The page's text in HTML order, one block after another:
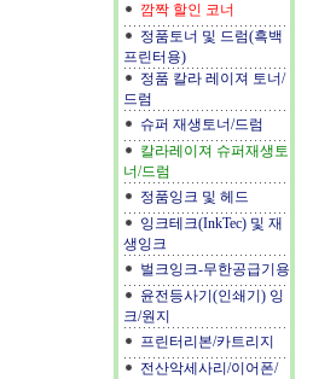
깜짝 할인 코너
정품토너 및 드럼(흑백
프린터용)
정품 칼라 레이져 토너/
드럼
슈퍼 재생토너/드럼
칼라레이져 슈퍼재생토
너/드럼
정품잉크 및 헤드
잉크테크(InkTec) 및 재
생잉크
벌크잉크-무한공급기용
윤전등사기(인쇄기) 잉
크/원지
프린터리본/카트리지
전산악세사리/이어폰/